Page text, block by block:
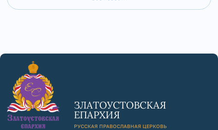
ЗЛАТОУСТОВСКАЯ
ЕПАРХИЯ
РУССКАЯ ПРАВОСЛАВНАЯ ЦЕРКОВЬ